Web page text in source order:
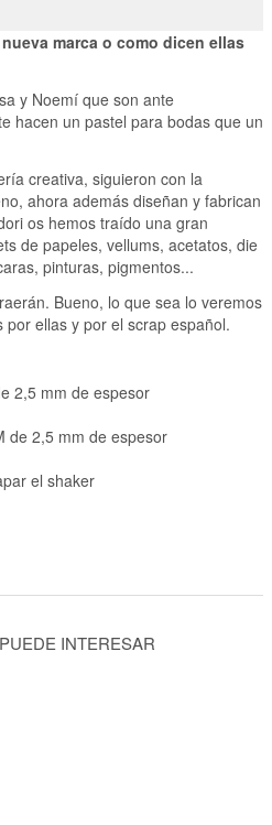
marca o como dicen ellas
y Noemí que son ante
hacen un pastel para bodas que un
creativa, siguieron con la
ahora además diseñan y fabrican
os hemos traído una gran
de papeles, vellums, acetatos, die
pinturas, pigmentos...
Bueno, lo que sea lo veremos
ellas y por el scrap español.
2,5 mm de espesor
de 2,5 mm de espesor
el shaker
INTERESAR